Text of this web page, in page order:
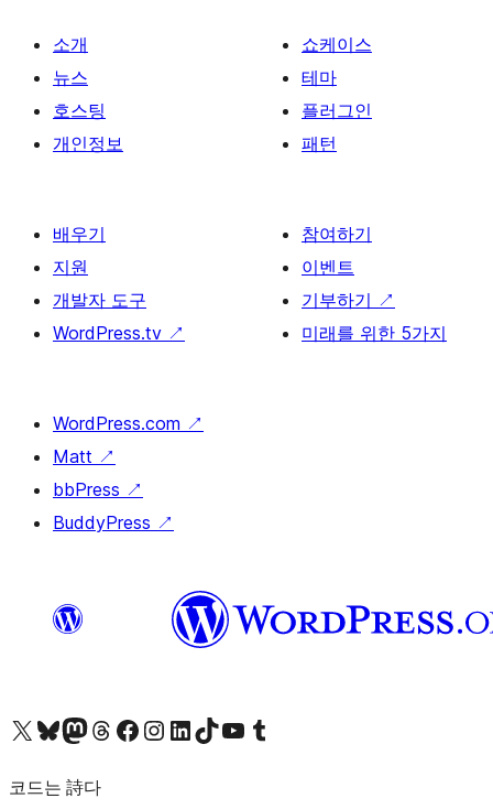
소개
뉴스
호스팅
개인정보
쇼케이스
테마
플러그인
패턴
배우기
지원
개발자 도구
WordPress.tv ↗
참여하기
이벤트
기부하기 ↗
미래를 위한 5가지
WordPress.com ↗
Matt ↗
bbPress ↗
BuddyPress ↗
X(이전 트위터) 계정 방문하기블루스카이 계정 방문하기마스토돈 계정 방문하기스레드 계정 방문하기 페이스북 페이지 방문하기인스타그램 계정 방문하기 LinkedIn 계정 방문하기틱톡 계정 방문하기유튜브 채널 방문하기 텀블러 계정 방문하기
코드는 詩다